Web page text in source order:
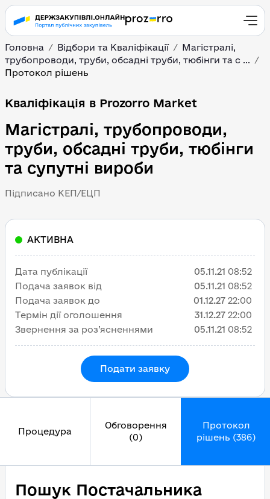
Головна Відбори та Кваліфікації
Магістралі,
трубопроводи, труби, обсадні труби, тюбінги та с ...
Протокол рішень
Кваліфікація в Prozorro Market
Магістралі, трубопроводи,
труби, обсадні труби, тюбінги
та супутні вироби
Підписано КЕП/ЕЦП
Процедура
Обговорення
(0)
Протокол
рішень (386)
Пошук Постачальника
АКТИВНА
Дата публікації 05.11.21 08:52
Подача заявок від
05.11.21 08:52
Подача заявок до
01.12.27 22:00
Термін дії оголошення
31.12.27 22:00
Звернення за роз’ясненнями
05.11.21 08:52
Подати заявку